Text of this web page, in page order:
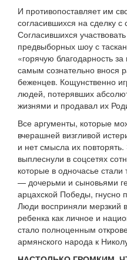
И противопоставляет им
согласившихся на сделку
Согласившихся
предвыборных шоу с
«горячую благодарность
самым сознательно внося
беженцев. Кощунственно
людей, потерявших
жизнями и продавал их
Все аргументы, которые
вчерашней визгливой
и нет смысла их
выплеснули в соцсетях
которые в одночасье
— дочерьми и сыновьями
арцахской Победы, гнусно
Люди восприняли мерзкий
ребенка как личное и
стало полноценным
армянского народа к